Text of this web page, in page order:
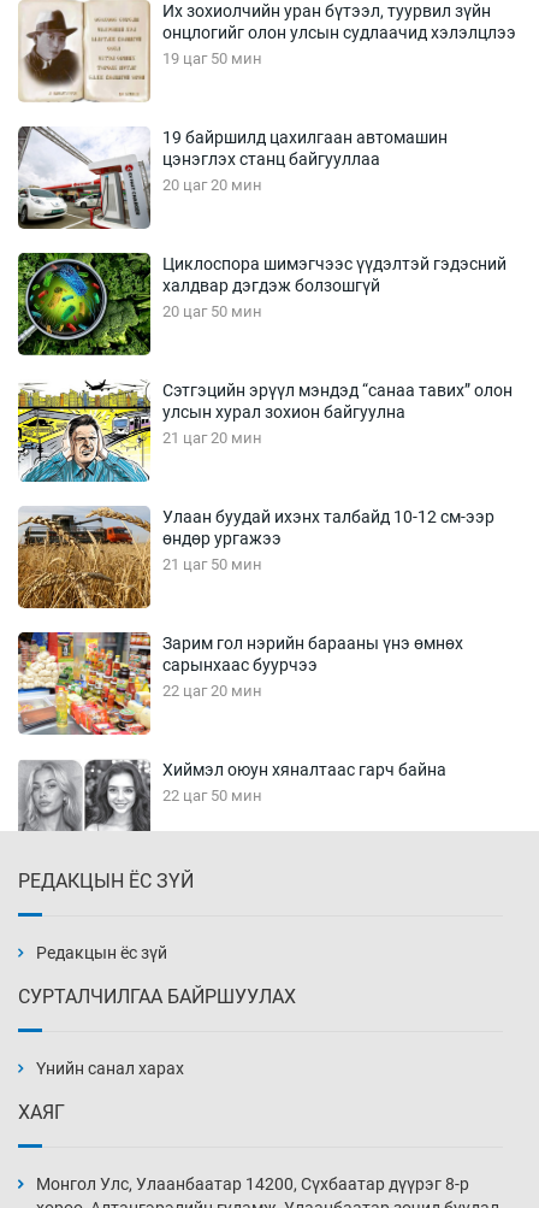
Их зохиолчийн уран бүтээл, туурвил зүйн
онцлогийг олон улсын судлаачид хэлэлцлээ
19 цаг 50 мин
19 байршилд цахилгаан автомашин
цэнэглэх станц байгууллаа
20 цаг 20 мин
Циклоспора шимэгчээс үүдэлтэй гэдэсний
халдвар дэгдэж болзошгүй
20 цаг 50 мин
Сэтгэцийн эрүүл мэндэд “санаа тавих” олон
улсын хурал зохион байгуулна
21 цаг 20 мин
Улаан буудай ихэнх талбайд 10-12 см-ээр
өндөр ургажээ
21 цаг 50 мин
Зарим гол нэрийн барааны үнэ өмнөх
сарынхаас буурчээ
22 цаг 20 мин
Хиймэл оюун хяналтаас гарч байна
22 цаг 50 мин
23 цаг 20 мин
нэмэгджээ
23 цаг 50 мин
РЕДАКЦЫН ЁС ЗҮЙ
Редакцын ёс зүй
СУРТАЛЧИЛГАА БАЙРШУУЛАХ
Үнийн санал харах
ХАЯГ
Монгол Улс, Улаанбаатар 14200, Сүхбаатар дүүрэг 8-р